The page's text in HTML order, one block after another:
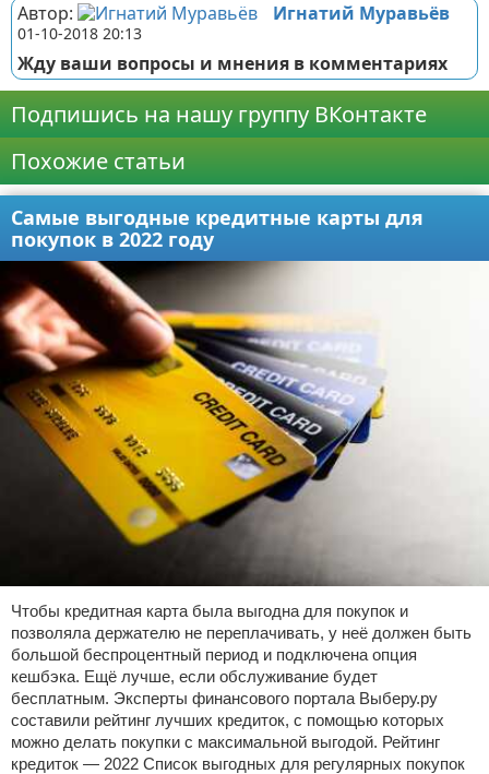
Автор: Игнатий Муравьёв
01-10-2018 20:13
Жду ваши вопросы и мнения в комментариях
Подпишись на нашу группу ВКонтакте
Похожие статьи
Самые выгодные кредитные карты для
покупок в 2022 году
Чтобы кредитная карта была выгодна для покупок и
позволяла держателю не переплачивать, у неё должен быть
большой беспроцентный период и подключена опция
кешбэка. Ещё лучше, если обслуживание будет
бесплатным. Эксперты финансового портала Выберу.ру
составили рейтинг лучших кредиток, с помощью которых
можно делать покупки с максимальной выгодой. Рейтинг
кредиток — 2022 Список выгодных для регулярных покупок